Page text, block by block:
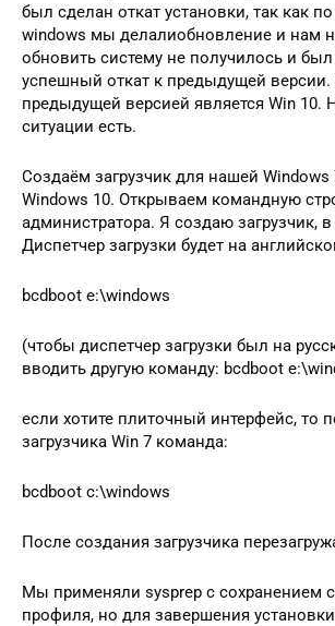
был сделан откат установки, так как
windows мы делалиобновление и нам
обновить систему не получилось и
успешный откат к предыдущей
предыдущей версией является Win 10.
ситуации есть.
Создаём загрузчик для нашей Windows
Windows 10. Открываем командную
администратора. Я создаю загрузчик,
Диспетчер загрузки будет на
bcdboot e:\windows
(чтобы диспетчер загрузки был на
вводить другую команду: bcdboot
если хотите плиточный интерфейс, то
загрузчика Win 7 команда:
bcdboot c:\windows
После создания загрузчика
Мы применяли sysprep c сохранением
профиля, но для завершения